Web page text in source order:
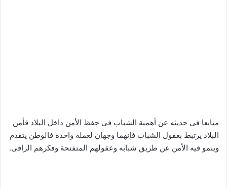
متابعا فى حديثه عن أهمية الشباب فى حفظ الأمن داخل البلاد فأمن
البلاد يرتبط بعقول الشباب فإنهما وجهان لعملة واحدة فالوطن يتقدم
وينمو فيه الأمن عن طريق شبابه وعقولهم المتفتحة وفكرهم الراقى.